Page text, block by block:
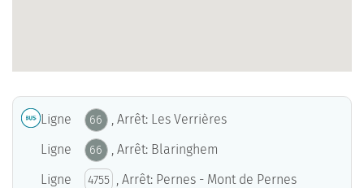
Ligne 66
, Arrêt: Les Verrières
Ligne
66
, Arrêt: Blaringhem
Ligne
4755 , Arrêt: Pernes - Mont de Pernes